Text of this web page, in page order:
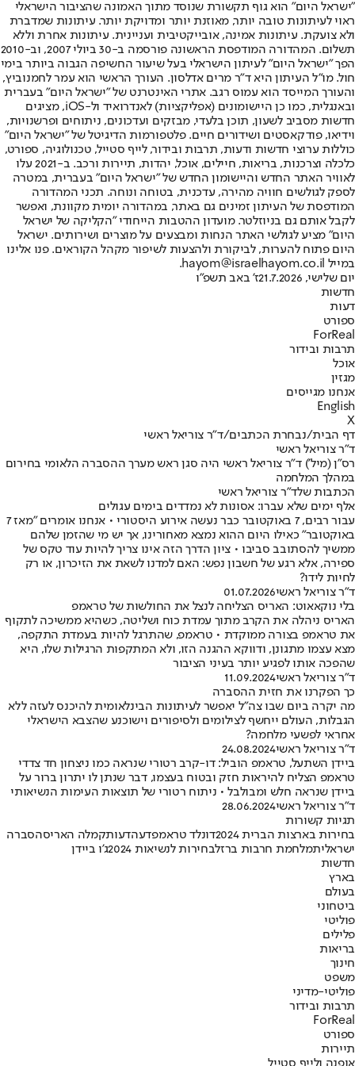
"ישראל היום" הוא גוף תקשורת שנוסד מתוך האמונה שהציבור הישראלי
ראוי לעיתונות טובה יותר, מאוזנת יותר ומדויקת יותר. עיתונות שמדברת
ולא צועקת. עיתונות אמינה, אובייקטיבית ועניינית. עיתונות אחרת וללא
תשלום. המהדורה המודפסת הראשונה פורסמה ב-30 ביולי 2007, וב-2010
הפך "ישראל היום" לעיתון הישראלי בעל שיעור החשיפה הגבוה ביותר בימי
חול. מו"ל העיתון היא ד"ר מרים אדלסון. העורך הראשי הוא עמר לחמנוביץ,
והעורך המייסד הוא עמוס רגב. אתרי האינטרנט של "ישראל היום" בעברית
ובאנגלית, כמו כן היישומונים (אפליקציות) לאנדרואיד ול-iOS, מציגים
חדשות מסביב לשעון, תוכן בלעדי, מבזקים ועדכונים, ניתוחים ופרשנויות,
וידיאו, פודקאסטים ושידורים חיים. פלטפורמות הדיגיטל של "ישראל היום"
כוללות ערוצי חדשות ודעות, תרבות ובידור, לייף סטייל, טכנולוגיה, ספורט,
כלכלה וצרכנות, בריאות, חיילים, אוכל, יהדות, תיירות ורכב. ב-2021 עלו
לאוויר האתר החדש והיישומון החדש של "ישראל היום" בעברית, במטרה
לספק לגולשים חוויה מהירה, עדכנית, בטוחה ונוחה. תכני המהדורה
המודפסת של העיתון זמינים גם באתר, במהדורה יומית מקוונת, ואפשר
לקבל אותם גם בניוזלטר. מועדון ההטבות הייחודי "הקליקה של ישראל
היום" מציע לגולשי האתר הנחות ומבצעים על מוצרים ושירותים. ישראל
היום פתוח להערות, לביקורת ולהצעות לשיפור מקהל הקוראים. פנו אלינו
במייל hayom@israelhayom.co.il.
יום שלישי, 21.7.2026
ז' באב תשפ"ו
חדשות
דעות
ספורט
ForReal
תרבות ובידור
אוכל
מגזין
אנחנו מגייסים
English
X
דף הבית/נבחרת הכתבים/ד"ר צוריאל ראשי
ד"ר צוריאל ראשי
רס"ן (מיל') ד"ר צוריאל ראשי היה סגן ראש מערך ההסברה הלאומי בחירום
במהלך המלחמה
הכתבות שלד"ר צוריאל ראשי
אלף ימים שלא עברו: אסונות לא נמדדים בימים עגולים
עבור רבים, 7 באוקטובר כבר נעשה אירוע היסטורי • אנחנו אומרים "מאז 7
באוקטובר" כאילו היום ההוא נמצא מאחורינו, אך יש מי שהזמן שלהם
ממשיך להסתובב סביבו • ציון הדרך הזה אינו צריך להיות עוד טקס של
ספירה, אלא רגע של חשבון נפש: האם למדנו לשאת את הזיכרון, או רק
לחיות לידו?
ד"ר צוריאל ראשי01.07.2026
בלי נוקאאוט: האריס הצליחה לנצל את החולשות של טראמפ
האריס ניהלה את הקרב מתוך עמדת כוח ושליטה, כשהיא ממשיכה לתקוף
את טראמפ בצורה ממוקדת • טראמפ, שהתרגל להיות בעמדת התקפה,
מצא עצמו מתגונן, ודווקא ההגנה הזו, ולא המתקפות הרגילות שלו, היא
שהפכה אותו לפגיע יותר בעיני הציבור
ד"ר צוריאל ראשי11.09.2024
כך הפקרנו את חזית ההסברה
מה יקרה ביום שבו צה"ל יאפשר לעיתונות הבינלאומית להיכנס לעזה ללא
הגבלות, העולם ייחשף לצילומים ולסיפורים וישוכנע שהצבא הישראלי
אחראי לפשעי מלחמה?
ד"ר צוריאל ראשי24.08.2024
ביידן השתעל, טראמפ הוביל: דו-קרב רטורי שנראה כמו ניצחון חד צדדי
טראמפ הצליח להיראות חזק ובטוח בעצמו, דבר שנתן לו יתרון ברור על
ביידן שנראה חלש ומבולבל • ניתוח רטורי של תוצאות העימות הנשיאותי
ד"ר צוריאל ראשי28.06.2024
תגיות קשורות
בחירות בארצות הברית 2024
דונלד טראמפדעהדעותקמלה האריסהסברה
ישראליתמלחמת חרבות ברזלבחירות לנשיאות 2024
ג'ו ביידן
חדשות
בארץ
בעולם
ביטחוני
פוליטי
פלילים
בריאות
חינוך
משפט
פוליטי-מדיני
תרבות ובידור
ForReal
ספורט
תיירות